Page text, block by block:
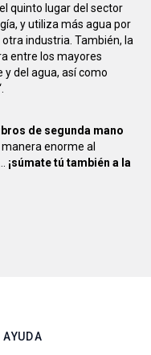
quinto lugar del sector
y utiliza más agua por
industria. También, la
entre los mayores
del agua, así como
de segunda mano
enorme al
¡súmate tú también a la